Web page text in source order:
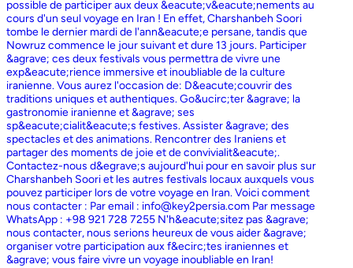
possible de participer aux deux &eacute;v&eacute;nements au
cours d'un seul voyage en Iran ! En effet, Charshanbeh Soori
tombe le dernier mardi de l'ann&eacute;e persane, tandis que
Nowruz commence le jour suivant et dure 13 jours. Participer
&agrave; ces deux festivals vous permettra de vivre une
exp&eacute;rience immersive et inoubliable de la culture
iranienne. Vous aurez l'occasion de: D&eacute;couvrir des
traditions uniques et authentiques. Go&ucirc;ter &agrave; la
gastronomie iranienne et &agrave; ses
sp&eacute;cialit&eacute;s festives. Assister &agrave; des
spectacles et des animations. Rencontrer des Iraniens et
partager des moments de joie et de convivialit&eacute;.
Contactez-nous d&egrave;s aujourd'hui pour en savoir plus sur
Charshanbeh Soori et les autres festivals locaux auxquels vous
pouvez participer lors de votre voyage en Iran. Voici comment
nous contacter : Par email : info@key2persia.com Par message
WhatsApp : +98 921 728 7255 N'h&eacute;sitez pas &agrave;
nous contacter, nous serions heureux de vous aider &agrave;
organiser votre participation aux f&ecirc;tes iraniennes et
&agrave; vous faire vivre un voyage inoubliable en Iran!